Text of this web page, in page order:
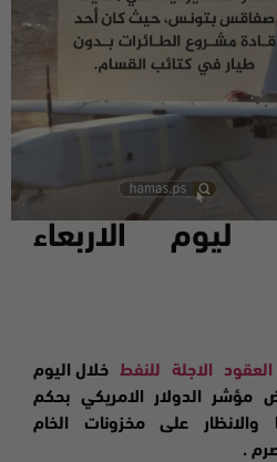
ليوم الاربعاء
العقود الاجلة للنفط
خلال اليوم
مؤشر الدولار الامريكي بحكم
والانظار على مخزونات الخام
.